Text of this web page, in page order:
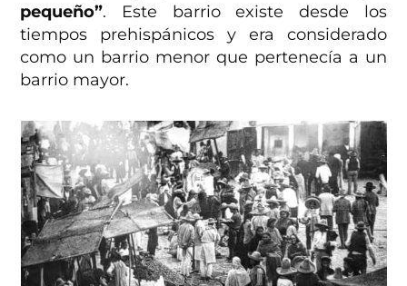
pequeño”. Este barrio existe desde los
tiempos prehispánicos y era considerado
como un barrio menor que pertenecía a un
barrio mayor.